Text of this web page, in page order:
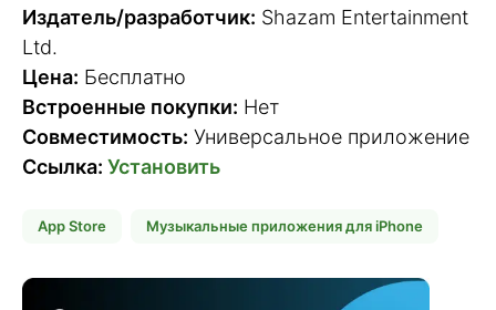
Издатель/разработчик: Shazam Entertainment
Ltd.
Цена: Бесплатно
Встроенные покупки: Нет
Совместимость: Универсальное приложение
Ссылка: Установить
App Store Музыкальные приложения для iPhone